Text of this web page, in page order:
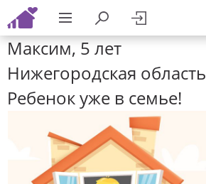
Максим, 5 лет
Нижегородская область
Ребенок уже в семье!